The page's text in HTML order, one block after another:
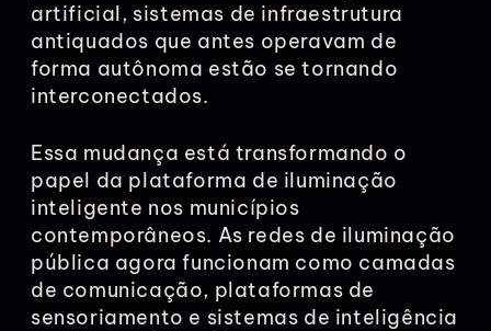
artificial, sistemas de infraestrutura
antiquados que antes operavam de
forma autônoma estão se tornando
interconectados.
Essa mudança está transformando o
papel da plataforma de iluminação
inteligente nos municípios
contemporâneos. As redes de iluminação
pública agora funcionam como camadas
de comunicação, plataformas de
sensoriamento e sistemas de inteligência